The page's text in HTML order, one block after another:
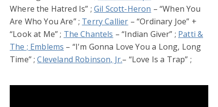
Where the Hatred Is” ; Gil Scott-Heron – “When You
Are Who You Are” ; Terry Callier – “Ordinary Joe” +
“Look at Me” ; The Chantels – “Indian Giver” ; Patti &
The ; Emblems – “I'm Gonna Love You a Long, Long
Time” ;Cleveland Robinson, Jr.– “Love Is a Trap” ;